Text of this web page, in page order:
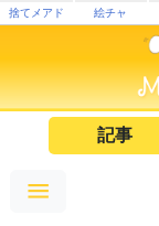
捨てメアド 絵チャ
記事